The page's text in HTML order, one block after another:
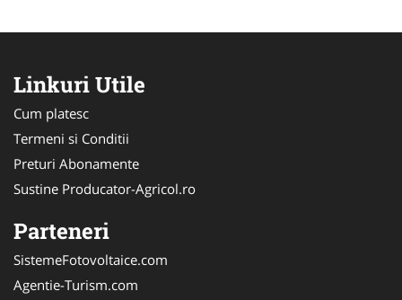
Linkuri Utile
Cum platesc
Termeni si Conditii
Preturi Abonamente
Sustine Producator-Agricol.ro
Parteneri
SistemeFotovoltaice.com
Agentie-Turism.com